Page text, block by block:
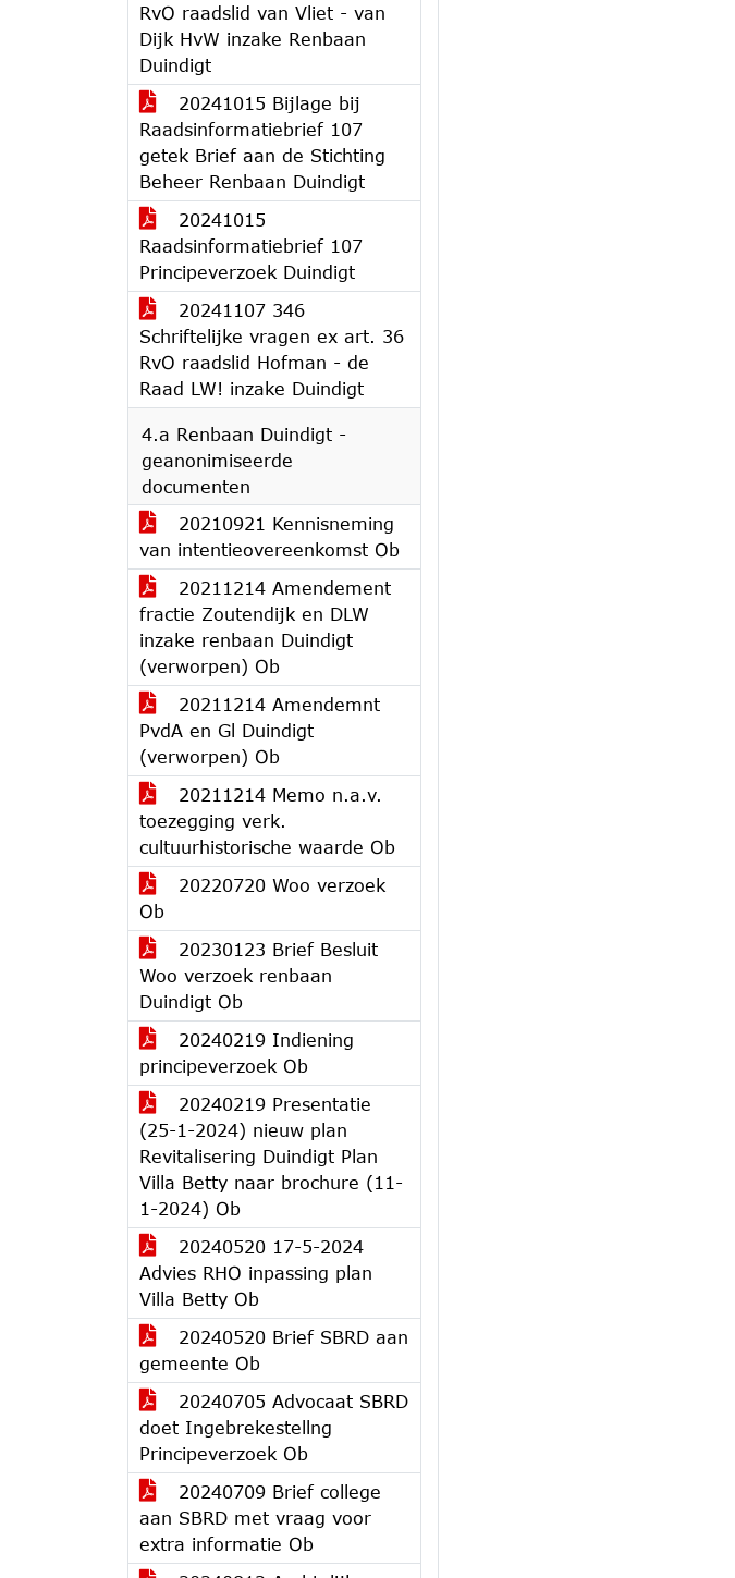
RvO raadslid van Vliet - van
Dijk HvW inzake Renbaan
Duindigt
20241015 Bijlage bij
Raadsinformatiebrief 107
getek Brief aan de Stichting
Beheer Renbaan Duindigt
20241015
Raadsinformatiebrief 107
Principeverzoek Duindigt
20241107 346
Schriftelijke vragen ex art. 36
RvO raadslid Hofman - de
Raad LW! inzake Duindigt
4.a Renbaan Duindigt -
geanonimiseerde
documenten
20210921 Kennisneming
van intentieovereenkomst Ob
20211214 Amendement
fractie Zoutendijk en DLW
inzake renbaan Duindigt
(verworpen) Ob
20211214 Amendemnt
PvdA en Gl Duindigt
(verworpen) Ob
20211214 Memo n.a.v.
toezegging verk.
cultuurhistorische waarde Ob
20220720 Woo verzoek
Ob
20230123 Brief Besluit
Woo verzoek renbaan
Duindigt Ob
20240219 Indiening
principeverzoek Ob
20240219 Presentatie
(25-1-2024) nieuw plan
Revitalisering Duindigt Plan
Villa Betty naar brochure (11-
1-2024) Ob
20240520 17-5-2024
Advies RHO inpassing plan
Villa Betty Ob
20240520 Brief SBRD aan
gemeente Ob
20240705 Advocaat SBRD
doet Ingebrekestellng
Principeverzoek Ob
20240709 Brief college
aan SBRD met vraag voor
extra informatie Ob